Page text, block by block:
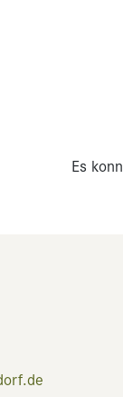
Es